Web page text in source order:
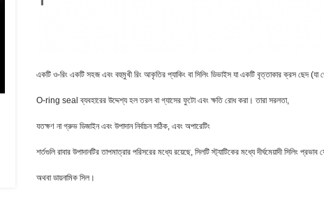
একটি ও-রিং একটি সহজ এবং বহুমুখী রিং আকৃতির প্যাকিং বা সিলিং ডিভাইস যা একটি বৃত্তাকার ক্রস ছেদ (যা
O-ring seal ব্যবহারের উদ্দেশ্য হল তরল বা গ্যাসের ফুটো এবং ক্ষতি রোধ করা। তারা সরলতা,
যতক্ষণ না গ্রুভ ডিজাইন এবং উপাদান নির্বাচন সঠিক, এবং অপারেটিং
শর্তগুলি রাবার উপাদানটির তাপমাত্রার পরিসরের মধ্যে রয়েছে, সিলটি স্ট্যাটিকের মধ্যে দীর্ঘমেয়াদী সিলিং প্রভাব
অথবা ডায়নামিক সিল।